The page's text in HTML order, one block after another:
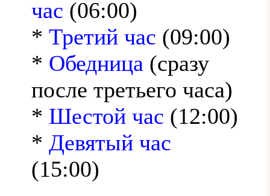
час (06:00)
* Третий час (09:00)
* Обедница (сразу
после третьего часа)
* Шестой час (12:00)
* Девятый час
(15:00)